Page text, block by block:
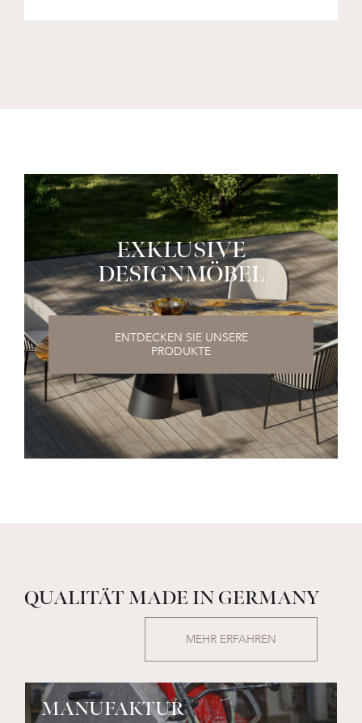
EXKLUSIVE
DESIGNMÖBEL
ENTDECKEN SIE UNSERE
PRODUKTE
QUALITÄT MADE IN GERMANY
MEHR ERFAHREN
MANUFAKTUR